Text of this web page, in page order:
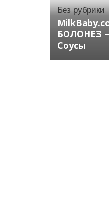
Без рубрики
БОЛОНЕЗ
Соусы